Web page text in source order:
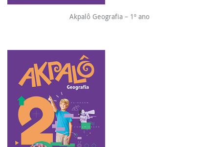
Akpalô Geografia – 1º ano